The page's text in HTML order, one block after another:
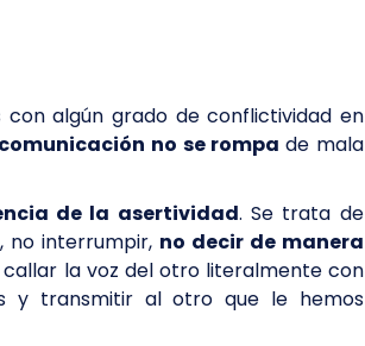
algún grado de conflictividad en
no se rompade mala
de la asertividad. Se trata de
no interrumpir, no decir de manera
callar la voz del otro literalmente con
y transmitir al otro que le hemos